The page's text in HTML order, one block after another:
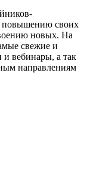
повышению своих
новых. На
свежие и
вебинары, а так
направлениям